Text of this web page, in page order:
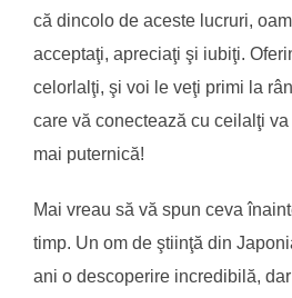
că dincolo de aceste lucruri,
acceptaţi, apreciaţi şi iubiţi.
celorlalţi, şi voi le veţi primi la
care vă conectează cu ceilalţi
mai puternică!
Mai vreau să vă spun ceva
timp. Un om de ştiinţă din
ani o descoperire incredibilă,